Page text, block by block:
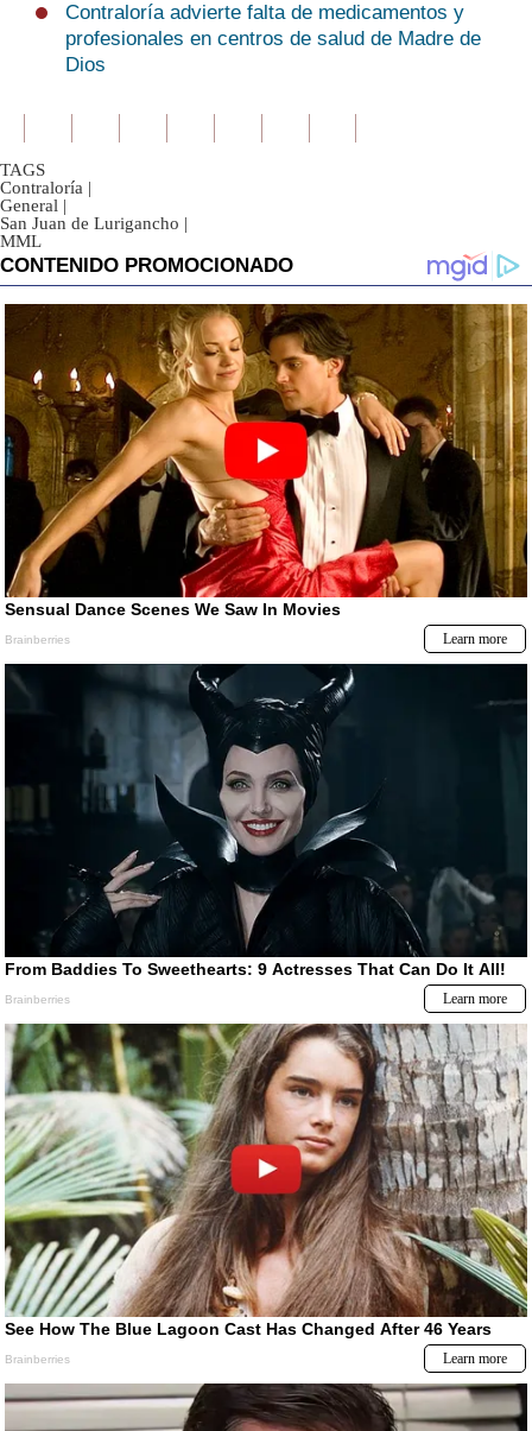
Contraloría advierte falta de medicamentos y
profesionales en centros de salud de Madre de
Dios
TAGS
Contraloría |
General |
San Juan de Lurigancho |
MML